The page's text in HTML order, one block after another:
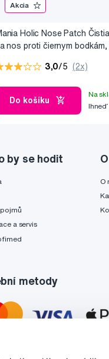
Akcia
Holic Nose Patch
nos proti čiernym
3,0/5 (2x)
Do košíku
Na
Ihneď
by se hodit
a servis
O
metody